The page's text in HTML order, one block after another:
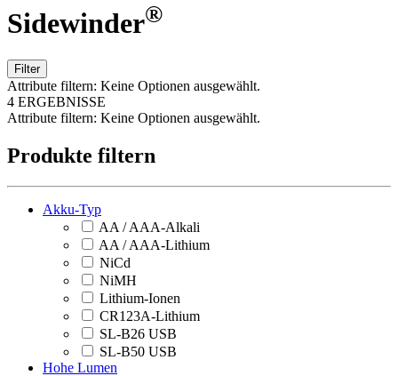
Sidewinder®
Filter
Attribute filtern: Keine Optionen ausgewählt.
4 ERGEBNISSE
Attribute filtern: Keine Optionen ausgewählt.
Produkte filtern
Akku-Typ
AA / AAA-Alkali
AA / AAA-Lithium
NiCd
NiMH
Lithium-Ionen
CR123A-Lithium
SL-B26 USB
SL-B50 USB
Hohe Lumen